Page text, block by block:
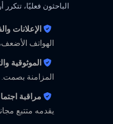
الباحثون فعليًا، تتكرر
الإعلانات
الهواتف
الموثوقية
المزامنة بصمت.
مراقبة
يقدمه متتبع